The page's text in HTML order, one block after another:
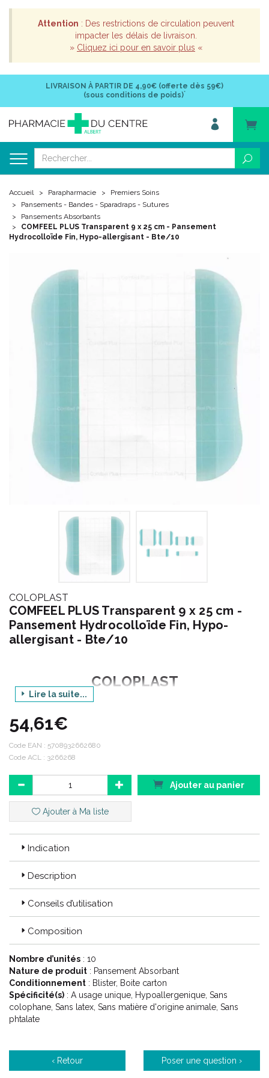
Attention : Des restrictions de circulation peuvent
impacter les délais de livraison.
» Cliquez ici pour en savoir plus «
LIVRAISON À PARTIR DE 4,90€ (offerte dès 59€)
(sous conditions de poids)*
Accueil Parapharmacie
Premiers Soins
Pansements - Bandes - Sparadraps - Sutures
Pansements Absorbants
COMFEEL PLUS Transparent 9 x 25 cm - Pansement
Hydrocolloïde Fin, Hypo-allergisant - Bte/10
COLOPLAST
COMFEEL PLUS Transparent 9 x 25 cm -
Pansement Hydrocolloïde Fin, Hypo-
allergisant - Bte/10
COLOPLAST
GAMME COMFEEL
Produit : PLUS TRANSPARENT
Dimensions : 9 x 25 cm
Lire la suite...
54,61€
Code EAN : 5708932662680
Code ACL : 3266268
Ajouter au panier
Ajouter à Ma liste
Indication
Description
Conseils d’utilisation
Composition
Nombre d’unités : 10
Nature de produit : Pansement Absorbant
Conditionnement : Blister, Boite carton
Spécificité(s) : A usage unique, Hypoallergenique, Sans
colophane, Sans latex, Sans matière d'origine animale, Sans
phtalate
‹ Retour Poser une question ›